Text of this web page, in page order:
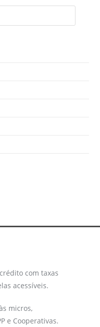
com taxas
acessíveis.
micros,
e Cooperativas.